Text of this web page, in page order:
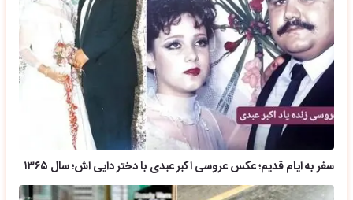
سفر به ایام قدیم؛ عکس عروسی اکبر عبدی با دختر دایی اش؛ سال ۱۳۶۵